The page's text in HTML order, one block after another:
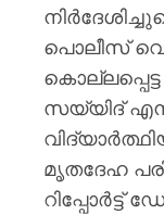
പൊലീസ്
സയ്യിദ്
മൃതദേഹ
റിപ്പോര്‍ട്ട്